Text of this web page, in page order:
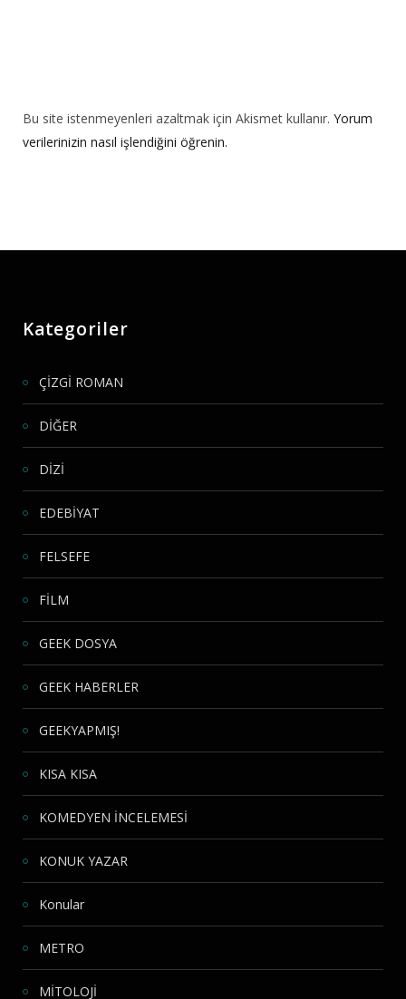
Bu site istenmeyenleri azaltmak için Akismet kullanır. Yorum
verilerinizin nasıl işlendiğini öğrenin.
Kategoriler
ÇİZGİ ROMAN
DİĞER
DİZİ
EDEBİYAT
FELSEFE
FİLM
GEEK DOSYA
GEEK HABERLER
GEEKYAPMIŞ!
KISA KISA
KOMEDYEN İNCELEMESİ
KONUK YAZAR
Konular
METRO
MİTOLOJİ